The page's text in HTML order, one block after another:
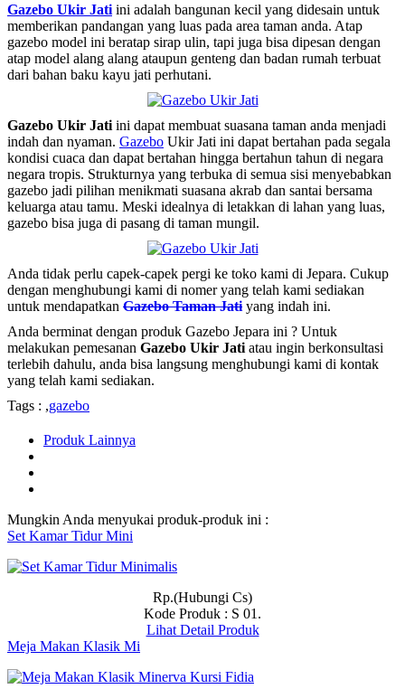
Gazebo Ukir Jati ini adalah bangunan kecil yang didesain untuk
memberikan pandangan yang luas pada area taman anda. Atap
gazebo model ini beratap sirap ulin, tapi juga bisa dipesan dengan
atap model alang alang ataupun genteng dan badan rumah terbuat
dari bahan baku kayu jati perhutani.
Gazebo Ukir Jati ini dapat membuat suasana taman anda menjadi
indah dan nyaman. Gazebo Ukir Jati ini dapat bertahan pada segala
kondisi cuaca dan dapat bertahan hingga bertahun tahun di negara
negara tropis. Strukturnya yang terbuka di semua sisi menyebabkan
gazebo jadi pilihan menikmati suasana akrab dan santai bersama
keluarga atau tamu. Meski idealnya di letakkan di lahan yang luas,
gazebo bisa juga di pasang di taman mungil.
Anda tidak perlu capek-capek pergi ke toko kami di Jepara. Cukup
dengan menghubungi kami di nomer yang telah kami sediakan
untuk mendapatkan Gazebo Taman Jati yang indah ini.
Anda berminat dengan produk Gazebo Jepara ini ? Untuk
melakukan pemesanan Gazebo Ukir Jati atau ingin berkonsultasi
terlebih dahulu, anda bisa langsung menghubungi kami di kontak
yang telah kami sediakan.
Tags : ,gazebo
Produk Lainnya
Mungkin Anda menyukai produk-produk ini :
Set Kamar Tidur Mini
Rp.(Hubungi Cs)
Kode Produk : S 01.
Lihat Detail Produk
Meja Makan Klasik Mi